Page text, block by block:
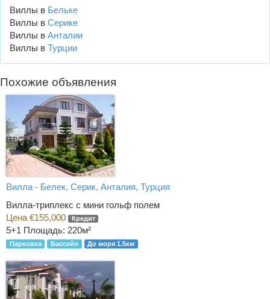
Виллы в Бельке
Виллы в Серике
Виллы в Анталии
Виллы в Турции
Похожие объявления
Вилла - Белек, Серик, Анталия, Турция
Вилла-триплекс с мини гольф полем
Цена €155,000
Кредит
5+1 Площадь: 220м²
Парковка Бассейн До моря 1.5км